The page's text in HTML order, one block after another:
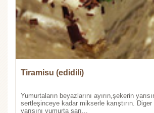
Tiramisu (edidili)
Yumurtaların beyazlarını ayırın,şekerin
sertleşinceye kadar mikserle karıştırın.
yarısını yumurta sarı...